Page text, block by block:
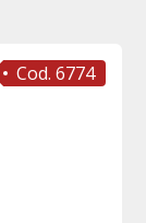
Cod. 6774